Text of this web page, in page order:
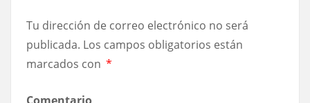
Tu dirección de correo electrónico no será
publicada. Los campos obligatorios están
marcados con *